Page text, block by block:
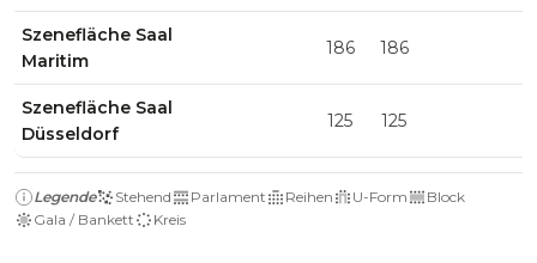
Szenefläche Saal
Maritim
186 186
Szenefläche Saal
Düsseldorf
125 125
Legende Stehend Parlament Reihen U-Form
Block
Gala / Bankett
Kreis